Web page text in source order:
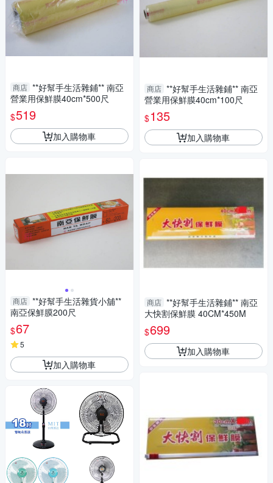
商店 **好幫手生活雜鋪** 南亞
營業用保鮮膜40cm*500尺
$519
加入購物車
商店 **好幫手生活雜貨小舖**
南亞保鮮膜200尺
$67
5
加入購物車
商店 **好幫手生活雜鋪** 南亞
營業用保鮮膜40cm*100尺
$135
加入購物車
商店 **好幫手生活雜鋪** 南亞
大快割保鮮膜 40CM*450M
$699
加入購物車